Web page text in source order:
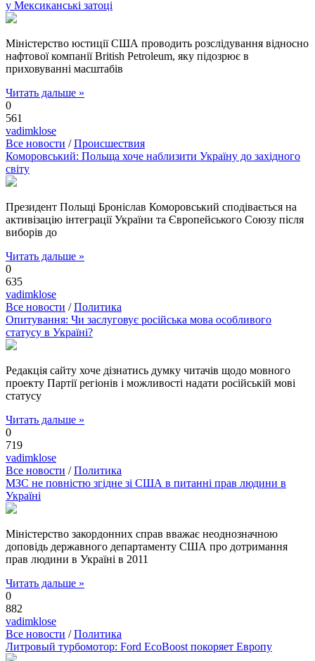
у Мексиканські затоці
Міністерство юстиції США проводить розслідування відносно
нафтової компанії British Petroleum, яку підозрює в
приховуванні масштабів
Читать дальше »
0
561
vadimklose
Все новости /Происшествия
Коморовський: Польща хоче наблизити Україну до західного
світу
Президент Польщі Броніслав Коморовський сподівається на
активізацію інтеграції України та Європейського Союзу після
виборів до
Читать дальше »
0
635
vadimklose
Все новости /Политика
Опитування: Чи заслуговує російська мова особливого
статусу в Україні?
Редакція сайту хоче дізнатись думку читачів щодо мовного
проекту Партії регіонів і можливості надати російській мові
статусу
Читать дальше »
0
719
vadimklose
Все новости /Политика
МЗС не повністю згідне зі США в питанні прав людини в
Україні
Міністерство закордонних справ вважає неоднозначною
доповідь державного департаменту США про дотримання
прав людини в Україні в 2011
Читать дальше »
0
882
vadimklose
Все новости /Политика
Литровый турбомотор: Ford EcoBoost покоряет Европу